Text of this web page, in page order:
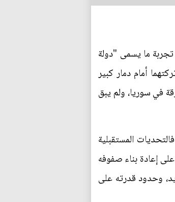
معه وبحسب بعض المصادر، تجربة ما يسمى "دولة
أمام دمار كبير
في سوريا، ولم يبق
المستقبلية
إعادة بناء صفوفه
وحدود قدرته على